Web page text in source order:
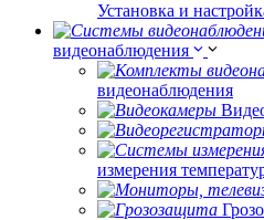
Установка и
видеонаблюдения
видеонаблюдения
измерения